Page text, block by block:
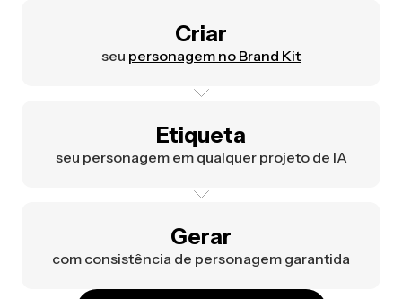
Criar
seu personagem no Brand Kit
Etiqueta
seu personagem em qualquer projeto de IA
Gerar
com consistência de personagem garantida